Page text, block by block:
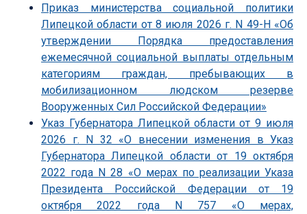
Приказ министерства социальной политики
Липецкой области от 8 июля 2026 г. N 49-Н «Об
утверждении Порядка предоставления
ежемесячной социальной выплаты отдельным
категориям граждан, пребывающих в
мобилизационном людском резерве
Вооруженных Сил Российской Федерации»
Указ Губернатора Липецкой области от 9 июля
2026 г. N 32 «О внесении изменения в Указ
Губернатора Липецкой области от 19 октября
2022 года N 28 «О мерах по реализации Указа
Президента Российской Федерации от 19
октября 2022 года N 757 «О мерах,